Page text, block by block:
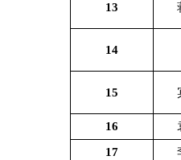
13
14
15
16
17